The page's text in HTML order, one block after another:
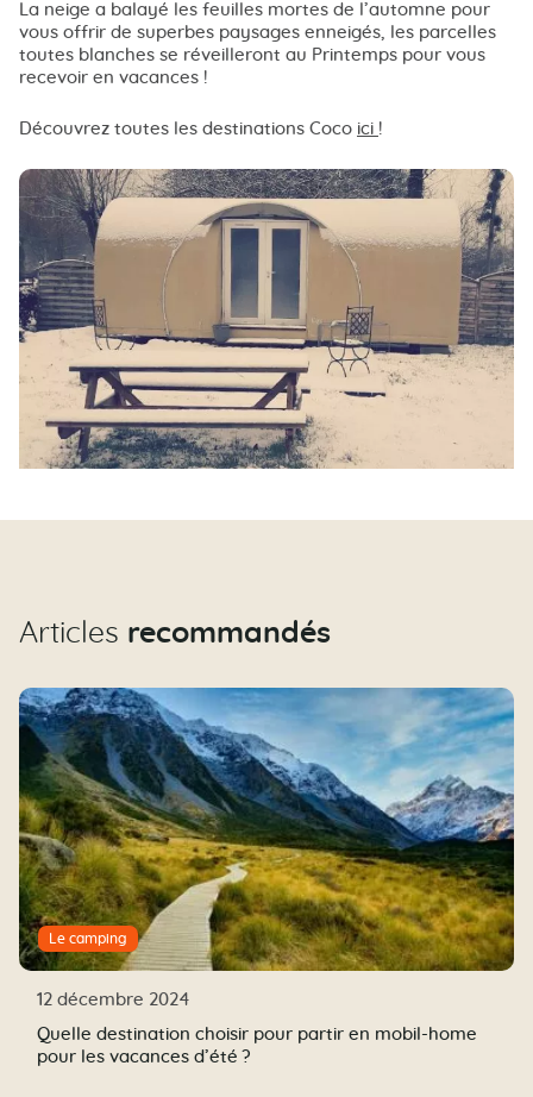
La neige a balayé les feuilles mortes de l’automne pour
vous offrir de superbes paysages enneigés, les parcelles
toutes blanches se réveilleront au Printemps pour vous
recevoir en vacances !
Découvrez toutes les destinations Coco ici !
Articles recommandés
Le camping
12 décembre 2024
Quelle destination choisir pour partir en mobil-home
pour les vacances d’été ?